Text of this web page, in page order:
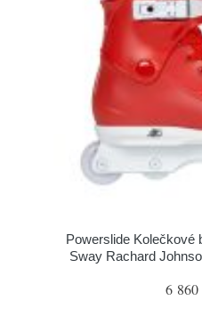
Powerslide Kolečkové
Sway Rachard
6